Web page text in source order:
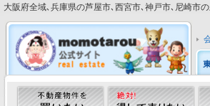
大阪府全域､兵庫県の芦屋市､西宮市､神戸市､尼崎市